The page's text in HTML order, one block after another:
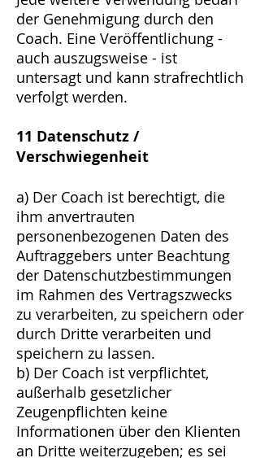
der Genehmigung durch den
Coach. Eine Veröffentlichung -
auch auszugsweise - ist
untersagt und kann strafrechtlich
verfolgt werden.
11 Datenschutz /
Verschwiegenheit
a) Der Coach ist berechtigt, die
ihm anvertrauten
personenbezogenen Daten des
Auftraggebers unter Beachtung
der Datenschutzbestimmungen
im Rahmen des Vertragszwecks
zu verarbeiten, zu speichern oder
durch Dritte verarbeiten und
speichern zu lassen.
b) Der Coach ist verpflichtet,
außerhalb gesetzlicher
Zeugenpflichten keine
Informationen über den Klienten
an Dritte weiterzugeben; es sei